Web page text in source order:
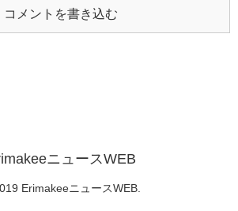
コメントを書き込む
ニュースWEB
ErimakeeニュースWEB.